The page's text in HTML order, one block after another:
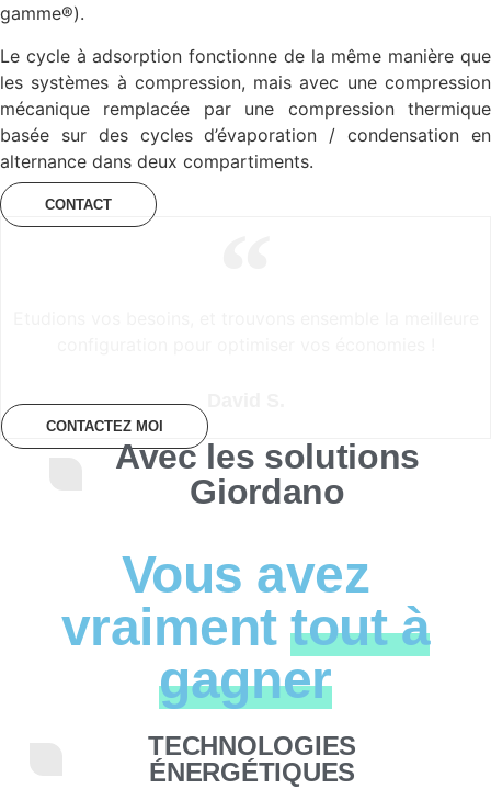
gamme®).
Le cycle à adsorption fonctionne de la même manière que
les systèmes à compression, mais avec une compression
mécanique remplacée par une compression thermique
basée sur des cycles d’évaporation / condensation en
alternance dans deux compartiments.
CONTACT
CONTACTEZ MOI
Avec les solutions
Giordano
Vous avez
vraimenttout à
gagner
TECHNOLOGIES
ÉNERGÉTIQUES